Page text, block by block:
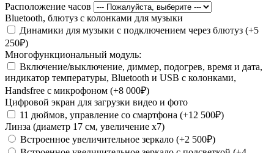
Расположение часов
Bluetooth, блютуз с колонками для музыки
Динамики для музыки с подключением через блютуз (+5
250₽)
Многофункциональный модуль:
Включение/выключение, диммер, подогрев, время и дата,
индикатор температуры, Bluetooth и USB с колонками,
Handsfree с микрофоном (+8 000₽)
Цифровой экран для загрузки видео и фото
11 дюймов, управление со смартфона (+12 500₽)
Линза (диаметр 17 см, увеличение х7)
Встроенное увеличительное зеркало (+2 500₽)